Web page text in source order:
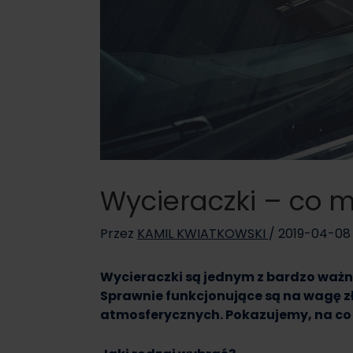
Wycieraczki – co
Przez KAMIL KWIATKOWSKI / 2019-04-08
Wycieraczki są jednym z bardzo
Sprawnie funkcjonujące są na wagę
atmosferycznych. Pokazujemy, na